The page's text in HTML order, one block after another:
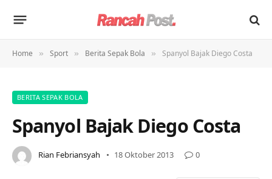
Home » Sport » Berita Sepak Bola » Spanyol Bajak Diego Costa
BERITA SEPAK BOLA
Spanyol Bajak Diego Costa
Rian Febriansyah 18 Oktober 2013 0